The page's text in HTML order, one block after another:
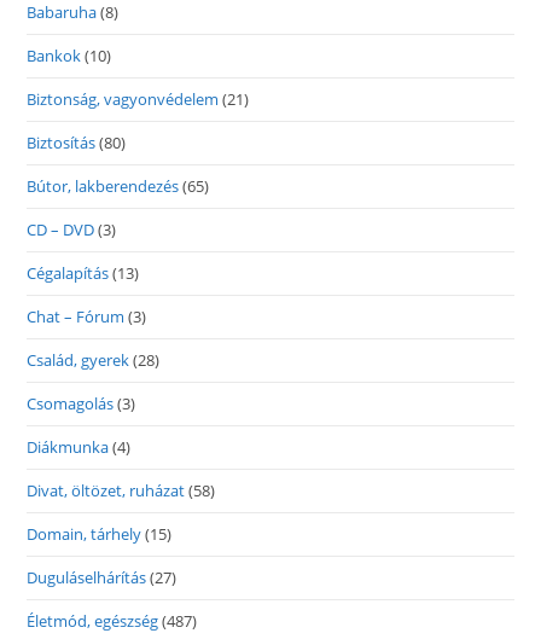
Babaruha(8)
Bankok(10)
Biztonság, vagyonvédelem (21)
Biztosítás(80)
Bútor, lakberendezés(65)
CD – DVD(3)
Cégalapítás(13)
Chat – Fórum (3)
Család, gyerek(28)
Csomagolás(3)
Diákmunka(4)
Divat, öltözet, ruházat(58)
Domain, tárhely(15)
Duguláselhárítás(27)
Életmód, egészség(487)